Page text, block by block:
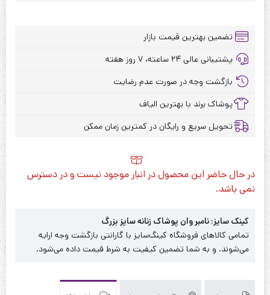
تضمین بهترین قیمت بازار
پشتیبانی عالی ۲۴ ساعته، ۷ روز هفته
بازگشت وجه در صورت عدم رضایت
پوشاک برند با بهترین الیاف
تحویل سریع و رایگان در کمترین زمان ممکن
در حال حاضر این محصول در انبار موجود نیست و در دسترس
نمی باشد.
کینک سایز: نامبر وان پوشاک زنانه سایز بزرگ
تمامی کالاهای فروشگاه کینگ‌سایز با گارانتی بازگشت وجه ارایه
می‌شوند. و به شما تضمین کیفیت به شرط قیمت داده می‌شود.